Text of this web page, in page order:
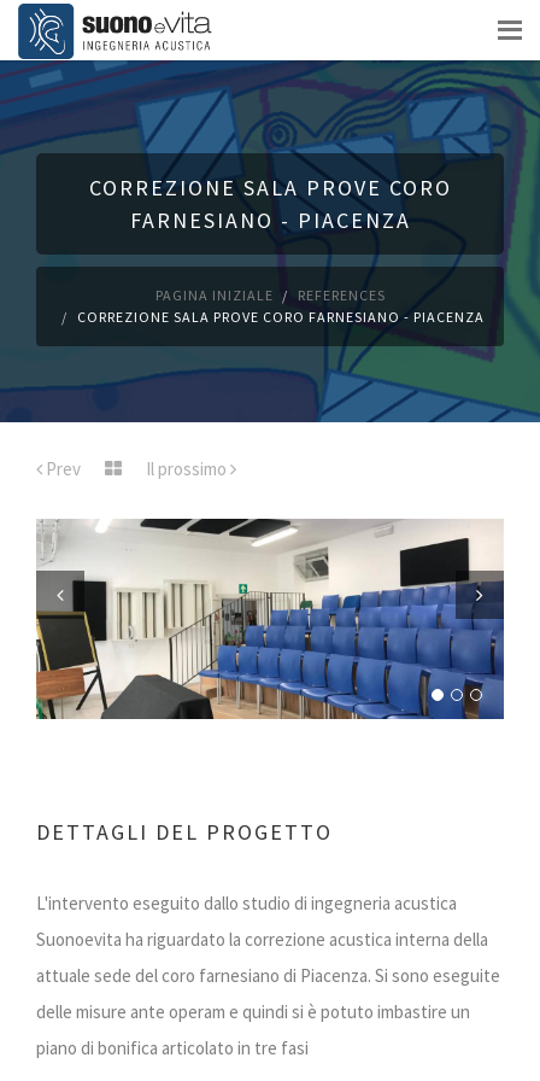
CORREZIONE SALA PROVE CORO
FARNESIANO - PIACENZA
PAGINA INIZIALE
REFERENCES
CORREZIONE SALA PROVE CORO FARNESIANO - PIACENZA
Prev Il prossimo
Previous Next
DETTAGLI DEL PROGETTO
L'intervento eseguito dallo studio di ingegneria acustica
Suonoevita ha riguardato la correzione acustica interna della
attuale sede del coro farnesiano di Piacenza. Si sono eseguite
delle misure ante operam e quindi si è potuto imbastire un
piano di bonifica articolato in tre fasi